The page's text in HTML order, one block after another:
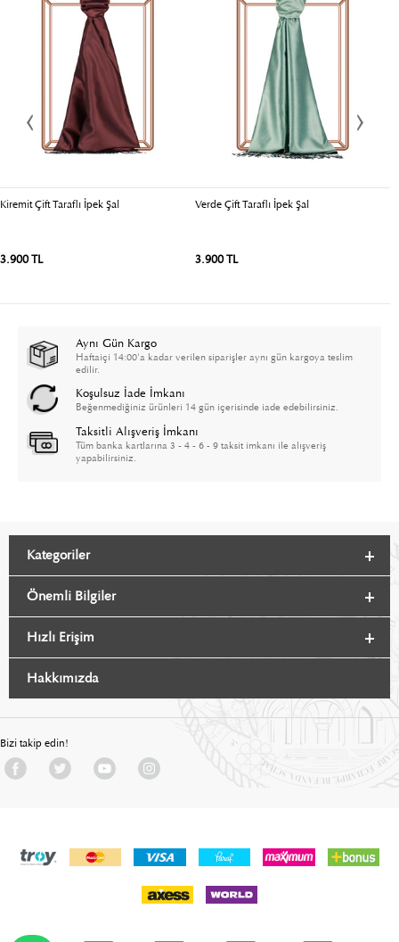
Kiremit Çift Taraflı İpek Şal
3.900 TL
Verde Çift Taraflı İpek Şal
3.900 TL
Aynı Gün Kargo
Haftaiçi 14:00'a kadar verilen siparişler aynı gün kargoya teslim
edilir.
Koşulsuz İade İmkanı
Beğenmediğiniz ürünleri 14 gün içerisinde iade edebilirsiniz.
Taksitli Alışveriş İmkanı
Tüm banka kartlarına 3 - 4 - 6 - 9 taksit imkanı ile alışveriş
yapabilirsiniz.
Kategoriler
Önemli Bilgiler
Hızlı Erişim
Hakkımızda
Bizi takip edin!